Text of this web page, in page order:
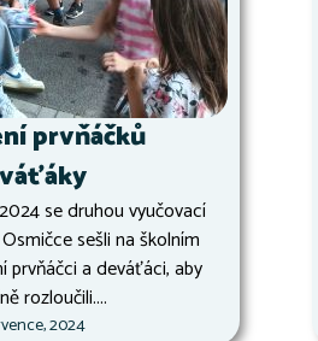
prvňáčků
se druhou vyučovací
sešli na školním
prvňáčci a deváťáci, aby
rozloučili....
2024